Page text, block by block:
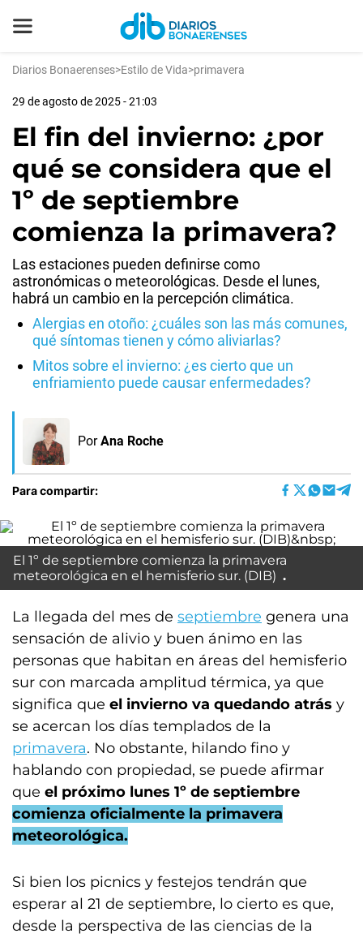
Diarios Bonaerenses>Estilo de Vida>primavera
29 de agosto de 2025 - 21:03
El fin del invierno: ¿por
qué se considera que el
1º de septiembre
comienza la primavera?
Las estaciones pueden definirse como
astronómicas o meteorológicas. Desde el lunes,
habrá un cambio en la percepción climática.
Alergias en otoño: ¿cuáles son las más comunes,
qué síntomas tienen y cómo aliviarlas?
Mitos sobre el invierno: ¿es cierto que un
enfriamiento puede causar enfermedades?
Por Ana Roche
Para compartir:
El 1º de septiembre comienza la primavera
meteorológica en el hemisferio sur. (DIB)
La llegada del mes de septiembre genera una
sensación de alivio y buen ánimo en las
personas que habitan en áreas del hemisferio
sur con marcada amplitud térmica, ya que
significa que el invierno va quedando atrás y
se acercan los días templados de la
primavera. No obstante, hilando fino y
hablando con propiedad, se puede afirmar
que el próximo lunes 1º de septiembre
comienza oficialmente la primavera
meteorológica.
Si bien los picnics y festejos tendrán que
esperar al 21 de septiembre, lo cierto es que,
desde la perspectiva de las ciencias de la